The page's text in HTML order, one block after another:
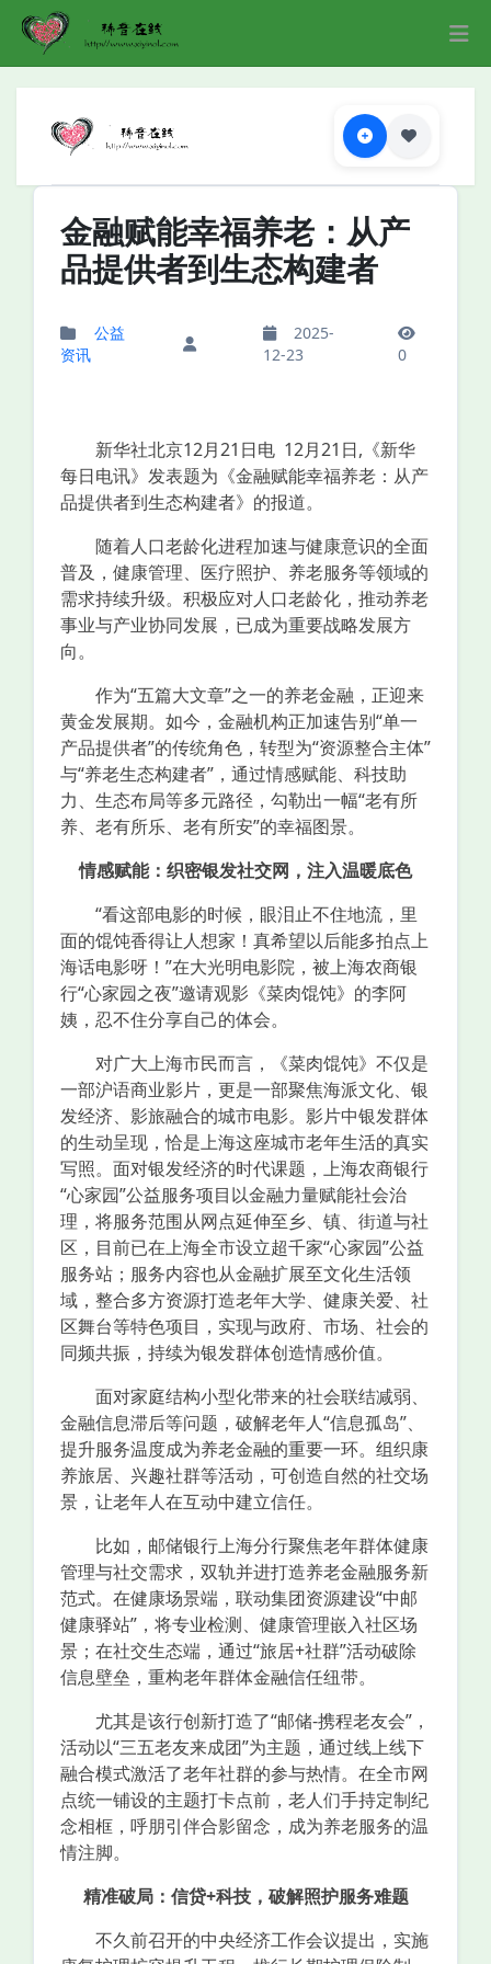
金融赋能幸福养老：从产
品提供者到生态构建者
公益
资讯
2025-
12-23
0
新华社北京12月21日电 12月21日,《新华
每日电讯》发表题为《金融赋能幸福养老：从产
品提供者到生态构建者》的报道。
随着人口老龄化进程加速与健康意识的全面
普及，健康管理、医疗照护、养老服务等领域的
需求持续升级。积极应对人口老龄化，推动养老
事业与产业协同发展，已成为重要战略发展方
向。
作为“五篇大文章”之一的养老金融，正迎来
黄金发展期。如今，金融机构正加速告别“单一
产品提供者”的传统角色，转型为“资源整合主体”
与“养老生态构建者”，通过情感赋能、科技助
力、生态布局等多元路径，勾勒出一幅“老有所
养、老有所乐、老有所安”的幸福图景。
情感赋能：织密银发社交网，注入温暖底色
“看这部电影的时候，眼泪止不住地流，里
面的馄饨香得让人想家！真希望以后能多拍点上
海话电影呀！”在大光明电影院，被上海农商银
行“心家园之夜”邀请观影《菜肉馄饨》的李阿
姨，忍不住分享自己的体会。
对广大上海市民而言，《菜肉馄饨》不仅是
一部沪语商业影片，更是一部聚焦海派文化、银
发经济、影旅融合的城市电影。影片中银发群体
的生动呈现，恰是上海这座城市老年生活的真实
写照。面对银发经济的时代课题，上海农商银行
“心家园”公益服务项目以金融力量赋能社会治
理，将服务范围从网点延伸至乡、镇、街道与社
区，目前已在上海全市设立超千家“心家园”公益
服务站；服务内容也从金融扩展至文化生活领
域，整合多方资源打造老年大学、健康关爱、社
区舞台等特色项目，实现与政府、市场、社会的
同频共振，持续为银发群体创造情感价值。
面对家庭结构小型化带来的社会联结减弱、
金融信息滞后等问题，破解老年人“信息孤岛”、
提升服务温度成为养老金融的重要一环。组织康
养旅居、兴趣社群等活动，可创造自然的社交场
景，让老年人在互动中建立信任。
比如，邮储银行上海分行聚焦老年群体健康
管理与社交需求，双轨并进打造养老金融服务新
范式。在健康场景端，联动集团资源建设“中邮
健康驿站”，将专业检测、健康管理嵌入社区场
景；在社交生态端，通过“旅居+社群”活动破除
信息壁垒，重构老年群体金融信任纽带。
尤其是该行创新打造了“邮储-携程老友会”，
活动以“三五老友来成团”为主题，通过线上线下
融合模式激活了老年社群的参与热情。在全市网
点统一铺设的主题打卡点前，老人们手持定制纪
念相框，呼朋引伴合影留念，成为养老服务的温
情注脚。
精准破局：信贷+科技，破解照护服务难题
不久前召开的中央经济工作会议提出，实施